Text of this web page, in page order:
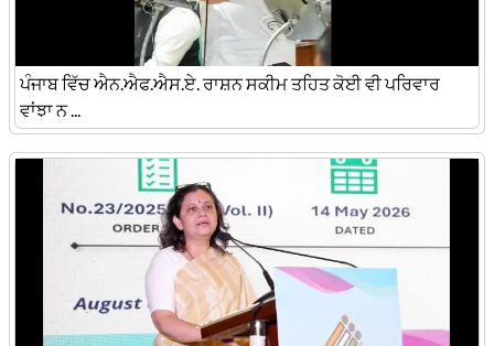
ਪੰਜਾਬ ਵਿੱਚ ਐਨ.ਐਫ.ਐਸ.ਏ. ਰਾਸ਼ਨ ਸਕੀਮ ਤਹਿਤ ਕੋਈ ਵੀ ਪਰਿਵਾਰ
ਵਾਂਝਾ ਨ ...